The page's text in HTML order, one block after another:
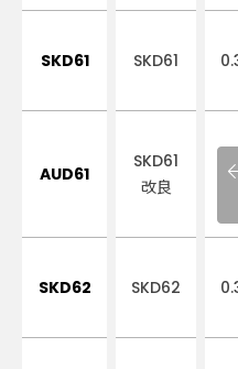
SKD61 SKD61
AUD61
SKD61
改良
SKD62 SKD62